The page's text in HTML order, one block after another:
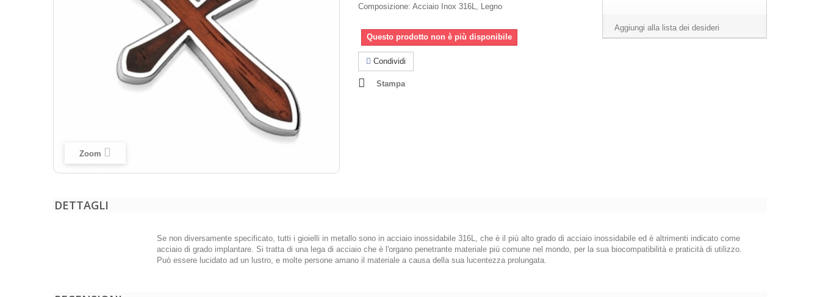
Zoom
Composizione: Acciaio Inox 316L, Legno
Questo prodotto non è più disponibile
Condividi
Stampa
Aggiungi alla lista dei desideri
DETTAGLI
Se non diversamente specificato, tutti i gioielli in metallo sono in acciaio inossidabile 316L, che è il più alto grado di acciaio inossidabile ed è altrimenti indicato come
acciaio di grado implantare. Si tratta di una lega di acciaio che è l'organo penetrante materiale più comune nel mondo, per la sua biocompatibilità e praticità di utilizzo.
Può essere lucidato ad un lustro, e molte persone amano il materiale a causa della sua lucentezza prolungata.